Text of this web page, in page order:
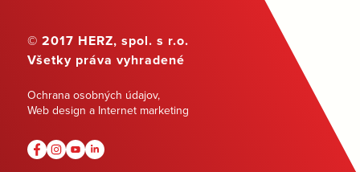
© 2017 HERZ, spol. s r.o.
Všetky práva vyhradené
Ochrana osobných údajov,
Web design a Internet marketing